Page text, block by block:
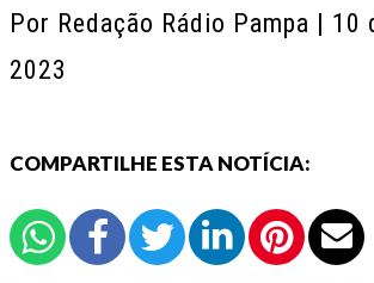
Por Redação Rádio Pampa | 10
2023
COMPARTILHE ESTA NOTÍCIA: